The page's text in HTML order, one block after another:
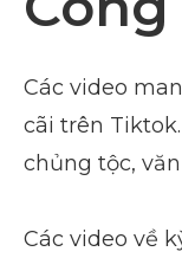
Các video
cãi trên
chủng tộc,
Các video về